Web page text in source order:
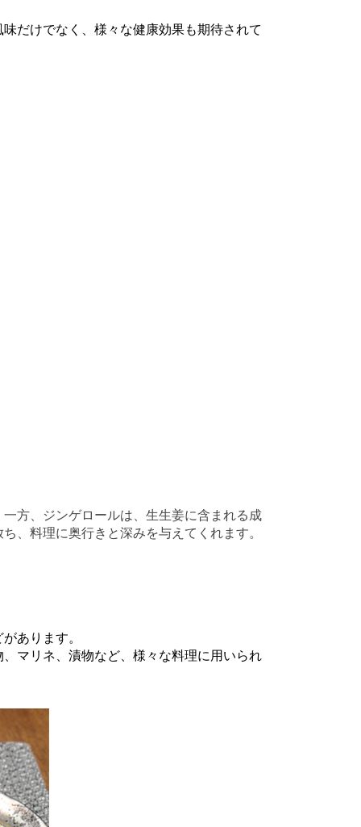
だけでなく、様々な健康効果も期待されて
方、ジンゲロールは、生生姜に含まれる成
、料理に奥行きと深みを与えてくれます。
あります。
マリネ、漬物など、様々な料理に用いられ